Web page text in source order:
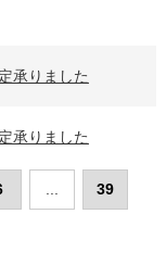
承りました
承りました
39